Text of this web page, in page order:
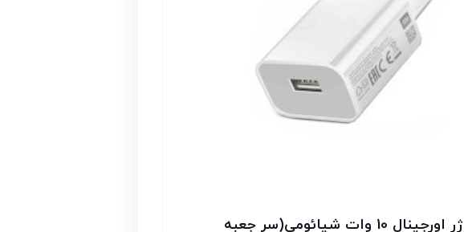
شارژر اورجینال 10 وات شیائومی(سر جعبه